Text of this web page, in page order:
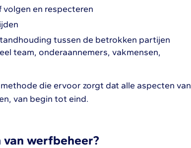
en respecteren
tussen de betrokken partijen
team, onderaannemers, vakmensen,
die ervoor zorgt dat alle aspecten van
van begin tot eind.
van werfbeheer?